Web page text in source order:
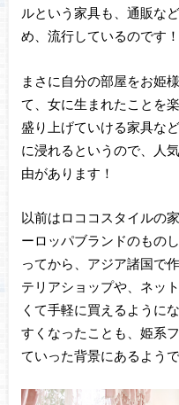
ルという家具も、通販な
め、流行しているのです！
まさに自分の部屋をお姫
て、女に生まれたことを
盛り上げていける家具な
に浸れるというので、人
由があります！
以前はロココスタイルの
ーロッパブランドのもの
ってから、アジア諸国で
テリアショップや、ネッ
くて手軽に買えるように
すくなったことも、姫系
ていった背景にあるようで